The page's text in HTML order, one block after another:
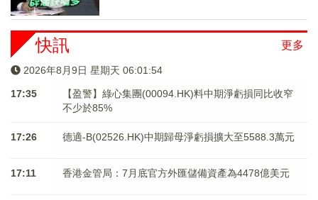
更多
快訊
2026年8月9日 星期天 06:01:54
17:35
【盈警】綠心集團(00094.HK)料中期淨虧損同比收窄
不少於85%
17:26 德適-B(02526.HK)中期歸母淨虧損擴大至5588.3萬元
17:11 香港金管局：7月底官方外匯儲備資產為4478億美元